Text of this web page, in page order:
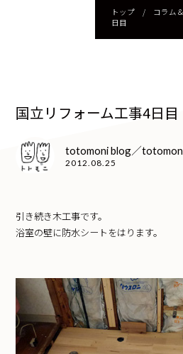
トップ/ コラム
日目
国立リフォーム工事4日目
totomoni blog／
2012.08.25
引き続き木工事です。
浴室の壁に防水シートをはります。